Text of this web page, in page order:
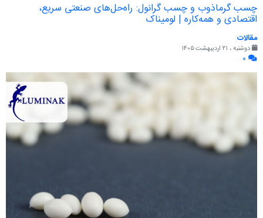
چسب گرماذوب و چسب گرانول: راه‌حل‌های صنعتی سریع،
اقتصادی و همه‌کاره | لومیناک
مقالات
دوشنبه ، ۲۱ اردیبهشت ۱۴۰۵
۰